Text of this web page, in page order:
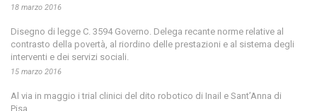
18 marzo 2016
Disegno di legge C. 3594 Governo. Delega recante norme relative al
contrasto della povertà, al riordino delle prestazioni e al sistema degli
interventi e dei servizi sociali.
15 marzo 2016
Al via in maggio i trial clinici del dito robotico di Inail e Sant’Anna di
Pisa